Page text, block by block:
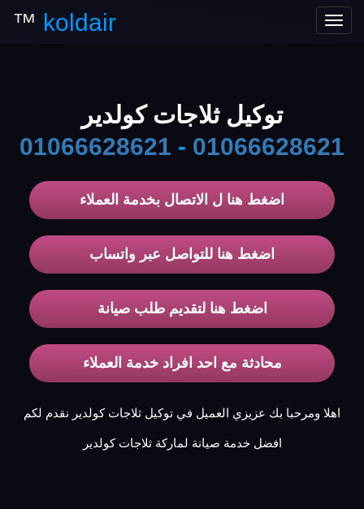
Toggle
koldair
™
توكيل ثلاجات كولدير
01066628621
-
01066628621
اضغط هنا ل الاتصال بخدمة العملاء
اضغط هنا للتواصل عبر واتساب
اضغط هنا لتقديم طلب صيانة
محادثة مع احد افراد خدمة العملاء
اهلا ومرحبا بك عزيزي العميل في توكيل ثلاجات كولدير نقدم لكم
افضل خدمة صيانة لماركة ثلاجات كولدير